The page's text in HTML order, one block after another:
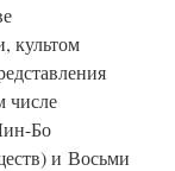
культом
числе
Бо
и Восьми